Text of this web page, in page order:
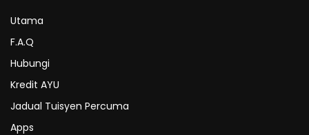
Utama
F.A.Q
Hubungi
Kredit AYU
Jadual Tuisyen Percuma
Apps